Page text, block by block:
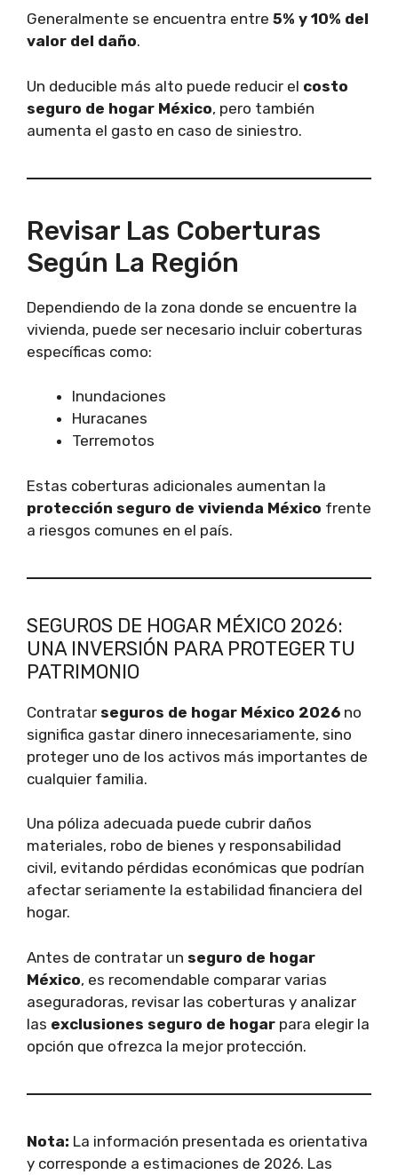
Generalmente se encuentra entre 5% y 10% del
valor del daño.
Un deducible más alto puede reducir el costo
seguro de hogar México, pero también
aumenta el gasto en caso de siniestro.
Revisar Las Coberturas
Según La Región
Dependiendo de la zona donde se encuentre la
vivienda, puede ser necesario incluir coberturas
específicas como:
Inundaciones
Huracanes
Terremotos
Estas coberturas adicionales aumentan la
protección seguro de vivienda México frente
a riesgos comunes en el país.
SEGUROS DE HOGAR MÉXICO 2026:
UNA INVERSIÓN PARA PROTEGER TU
PATRIMONIO
Contratar seguros de hogar México 2026 no
significa gastar dinero innecesariamente, sino
proteger uno de los activos más importantes de
cualquier familia.
Una póliza adecuada puede cubrir daños
materiales, robo de bienes y responsabilidad
civil, evitando pérdidas económicas que podrían
afectar seriamente la estabilidad financiera del
hogar.
Antes de contratar un seguro de hogar
México, es recomendable comparar varias
aseguradoras, revisar las coberturas y analizar
las exclusiones seguro de hogar para elegir la
opción que ofrezca la mejor protección.
Nota: La información presentada es orientativa
y corresponde a estimaciones de 2026. Las